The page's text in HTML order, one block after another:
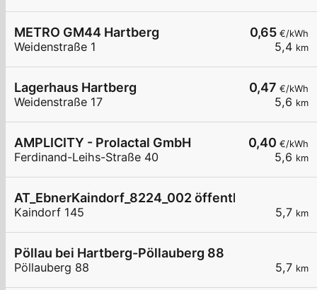
0,65 €/kWh
5,4 km
METRO GM44 Hartberg
Weidenstraße 1
0,47 €/kWh
5,6 km
Lagerhaus Hartberg
Weidenstraße 17
0,40 €/kWh
5,6 km
AMPLICITY - Prolactal GmbH
Ferdinand-Leihs-Straße 40
5,7 km
AT_EbnerKaindorf_8224_002 öffentlich
Kaindorf 145
5,7 km
Pöllau bei Hartberg-Pöllauberg 88
Pöllauberg 88